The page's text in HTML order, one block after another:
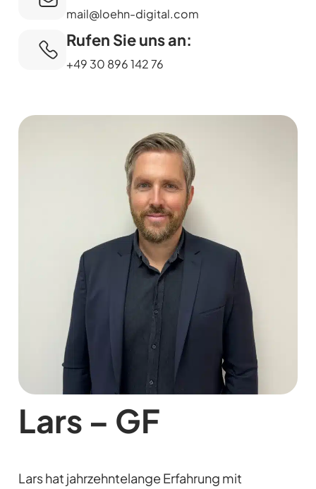
mail@loehn-digital.com
Rufen Sie uns an:
+49 30 896 142 76
Lars – GF
Lars hat jahrzehntelange Erfahrung mit